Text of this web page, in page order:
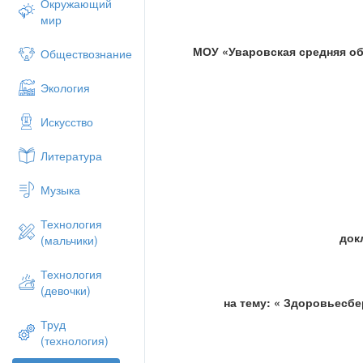
Окружающий
мир
Обществознание
Экология
Искусство
Литература
Музыка
Технология
(мальчики)
Технология
(девочки)
Труд
(технология)
подходов к решению возникающих
по применению в практике различных
• Гимнастика до учебных занятий,
МОУ «Уваровская средняя
на тему: «